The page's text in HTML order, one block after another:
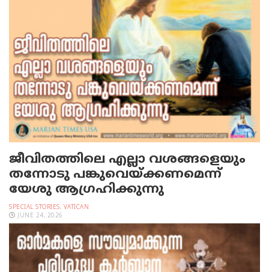
ജീവിതത്തിലെ എല്ലാ വശങ്ങളെയും
തന്നോടു പങ്കുവെയ്ക്കണമെന്ന്
യേശു ആഗ്രഹിക്കുന്നു
SPECIAL STORIES, VATICAN
JUNE 24, 2026